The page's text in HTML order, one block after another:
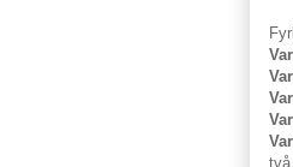
V
två